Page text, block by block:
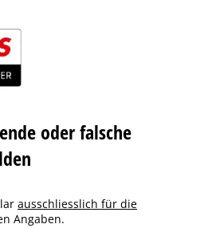
oder falsche
ausschliesslich für die
Angaben.